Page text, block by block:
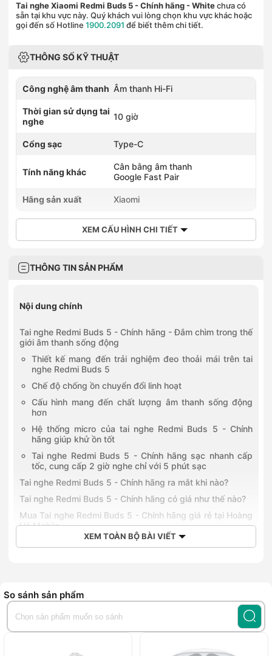
Tai nghe Xiaomi Redmi Buds 5 - Chính hãng - Whitechưa có
sẵn tại khu vực này. Quý khách vui lòng chọn khu vực khác hoặc
gọi đến số Hotline 1900.2091 để biết thêm chi tiết.
THÔNG SỐ KỸ THUẬT
Công nghệ âm thanh Âm thanh Hi-Fi
Thời gian sử dụng tai
nghe
10 giờ
Cổng sạc Type-C
Tính năng khác
Cân bằng âm thanh
Google Fast Pair
Hãng sản xuất Xiaomi
XEM CẤU HÌNH CHI TIẾT
THÔNG TIN SẢN PHẨM
Nội dung chính
Tai nghe Redmi Buds 5 - Chính hãng - Đắm chìm trong thế
giới âm thanh sống động
Thiết kế mang đến trải nghiệm đeo thoải mái trên tai
nghe Redmi Buds 5
Chế độ chống ồn chuyển đổi linh hoạt
Cấu hình mang đến chất lượng âm thanh sống động
hơn
Hệ thống micro của tai nghe Redmi Buds 5 - Chính
hãng giúp khử ồn tốt
Tai nghe Redmi Buds 5 - Chính hãng sạc nhanh cấp
tốc, cung cấp 2 giờ nghe chỉ với 5 phút sạc
Tai nghe Redmi Buds 5 - Chính hãng ra mắt khi nào?
Tai nghe Redmi Buds 5 - Chính hãng có giá như thế nào?
Mua Tai nghe Redmi Buds 5 - Chính hãng giá rẻ tại Hoàng
Hà Mobile
XEM TOÀN BỘ BÀI VIẾT
So sánh sản phẩm